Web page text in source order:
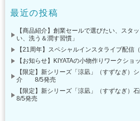
最近の投稿
【商品紹介】創業セールで選びたい、スタ
い、洗う＆潤す習慣」
【21周年】スペシャルインスタライブ配信
【お知らせ】KIYATAの小物作りワークショ
【限定】新シリーズ「涼凪」（すずなぎ）
介 8/5発売
【限定】新シリーズ「涼凪」（すずなぎ
8/5発売